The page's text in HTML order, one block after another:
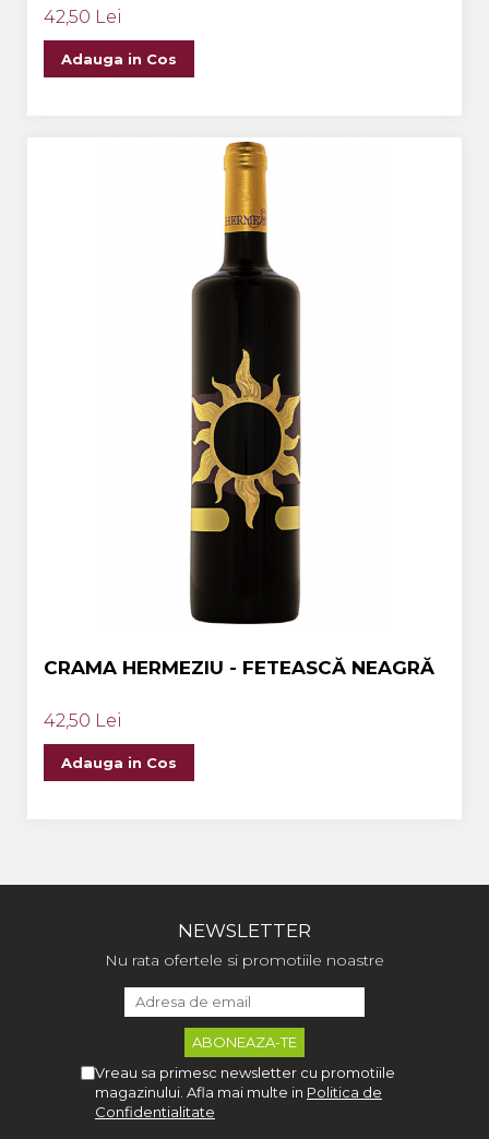
42,50 Lei
Adauga in Cos
CRAMA HERMEZIU - FETEASCĂ NEAGRĂ
42,50 Lei
Adauga in Cos
NEWSLETTER
Nu rata ofertele si promotiile noastre
Vreau sa primesc newsletter cu promotiile
magazinului. Afla mai multe in Politica de
Confidentialitate